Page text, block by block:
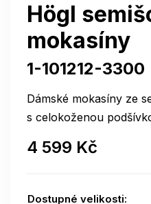
Högl
mokasíny
1-101212-3300
Dámské mokasíny ze
s celokoženou
4 599 Kč
Dostupné velikosti: